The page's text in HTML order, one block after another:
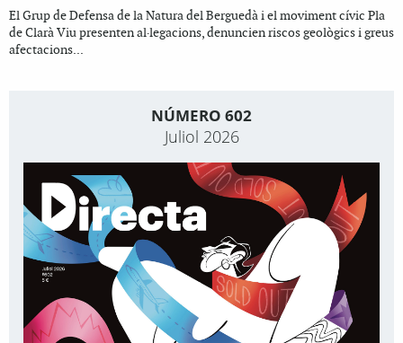
El Grup de Defensa de la Natura del Berguedà i el moviment cívic Pla
de Clarà Viu presenten al·legacions, denuncien riscos geològics i greus
afectacions...
NÚMERO 602
Juliol 2026